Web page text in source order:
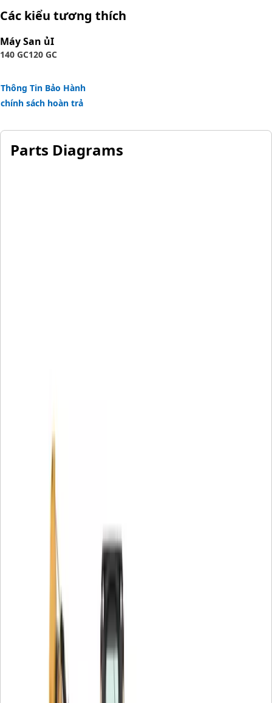
• Resistant to wear and tear.
• Resistant to corrosion and abrasion
• High-temperature resistance.
transmission assembly to seal the gap between the piston
and the shim, maintaining fluid pressure and facilitating
Các kiểu tương thích
Máy San ủI
140 GC120 GC
Thông Tin Bảo Hành
chính sách hoàn trả
Parts Diagrams